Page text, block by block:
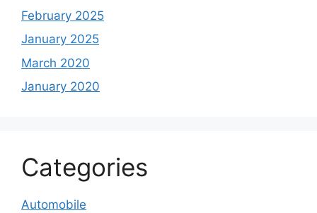
February 2025
January 2025
March 2020
January 2020
Categories
Automobile